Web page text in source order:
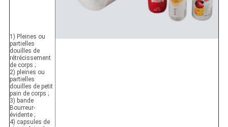
1) Pleines ou
partielles
douilles de
rétrécissement
de corps ;
2) pleines ou
partielles
douilles de petit
pain de corps ;
3) bande
Bourreur-
évidente ;
4) capsules de